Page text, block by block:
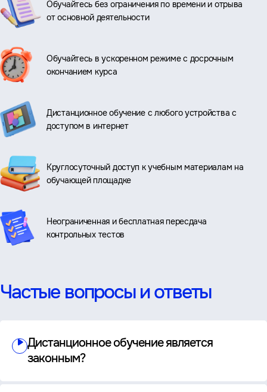
Обучайтесь без ограничения по времени и отрыва
от основной деятельности
Обучайтесь в ускоренном режиме с досрочным
окончанием курса
Дистанционное обучение с любого устройства с
доступом в интернет
Круглосуточный доступ к учебным материалам на
обучающей площадке
Неограниченная и бесплатная пересдача
контрольных тестов
Частые вопросы и ответы
Дистанционное обучение является
законным?